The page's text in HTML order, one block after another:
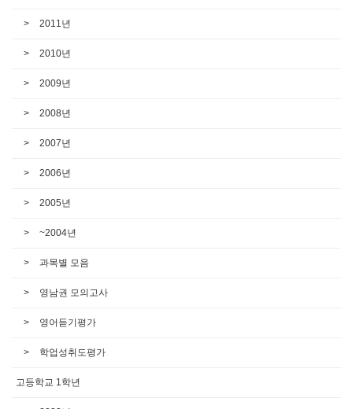
2011년
2010년
2009년
2008년
2007년
2006년
2005년
~2004년
과목별 모음
영남권 모의고사
영어듣기평가
학업성취도평가
고등학교 1학년